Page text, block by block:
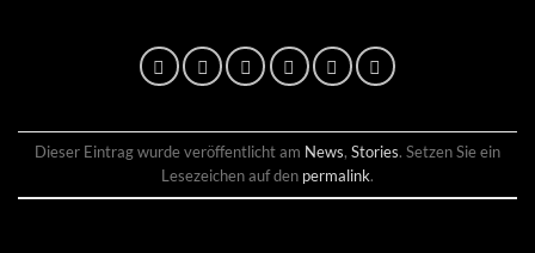
Dieser Eintrag wurde veröffentlicht am News, Stories. Setzen Sie ein
Lesezeichen auf den permalink.